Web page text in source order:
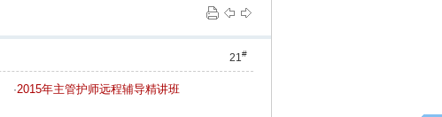
21#
2015年主管护师远程辅导精讲班